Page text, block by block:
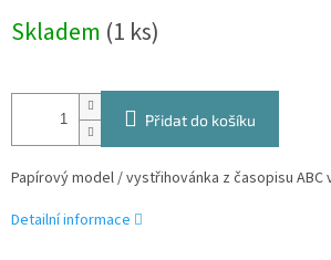
cena:
Skladem (1 ks)
Přidat do košíku
Papírový model / vystřihovánka z časopisu ABC
Detailní informace